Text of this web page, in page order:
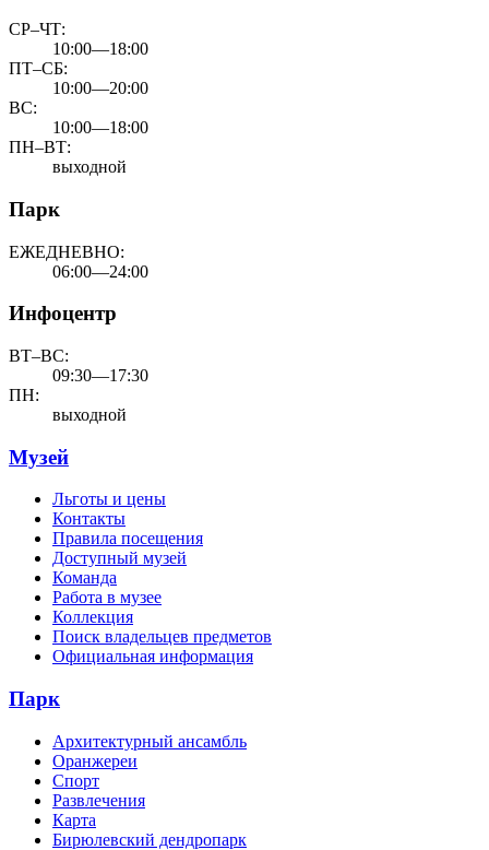
СР–ЧТ:
10:00—18:00
ПТ–СБ:
10:00—20:00
ВС:
10:00—18:00
ПН–ВТ:
выходной
Парк
ЕЖЕДНЕВНО:
06:00—24:00
Инфоцентр
ВТ–ВС:
09:30—17:30
ПН:
выходной
Музей
Льготы и цены
Контакты
Правила посещения
Доступный музей
Команда
Работа в музее
Коллекция
Поиск владельцев предметов
Официальная информация
Парк
Архитектурный ансамбль
Оранжереи
Спорт
Развлечения
Карта
Бирюлевский дендропарк